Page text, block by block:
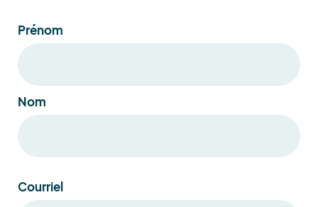
Nom
Prénom
Nom
Courriel